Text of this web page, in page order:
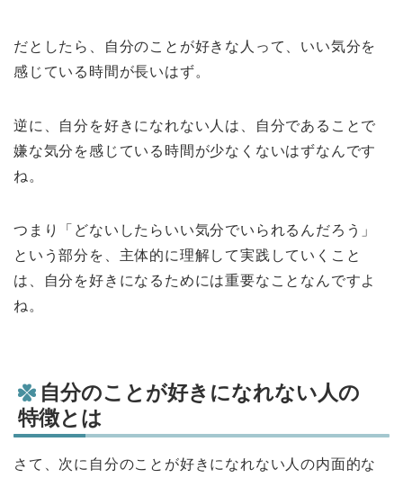
だとしたら、自分のことが好きな人って、いい気分を
感じている時間が長いはず。
逆に、自分を好きになれない人は、自分であることで
嫌な気分を感じている時間が少なくないはずなんです
ね。
つまり「どないしたらいい気分でいられるんだろう」
という部分を、主体的に理解して実践していくこと
は、自分を好きになるためには重要なことなんですよ
ね。
自分のことが好きになれない人の
特徴とは
さて、次に自分のことが好きになれない人の内面的な